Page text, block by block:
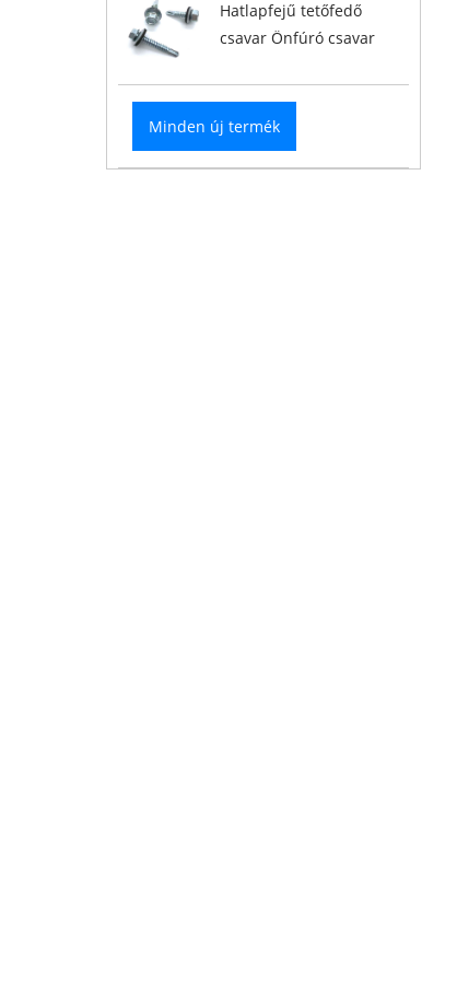
Hatlapfejű tetőfedő
csavar Önfúró csavar
Minden új termék